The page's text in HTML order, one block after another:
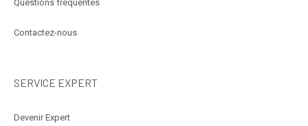
Questions fréquentes
Contactez-nous
SERVICE EXPERT
Devenir Expert